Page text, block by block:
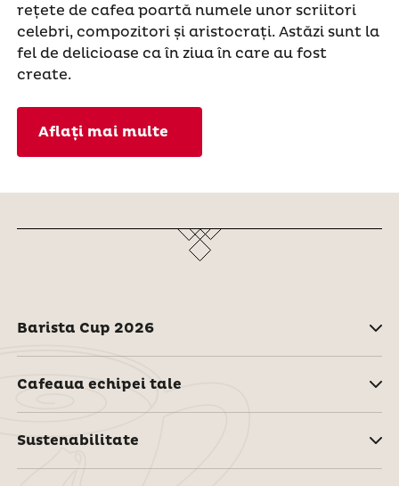
rețete de cafea poartă numele unor scriitori
celebri, compozitori și aristocrați. Astăzi sunt la
fel de delicioase ca în ziua în care au fost
create.
Aflați mai multe
Barista Cup 2026
Cafeaua echipei tale
Sustenabilitate